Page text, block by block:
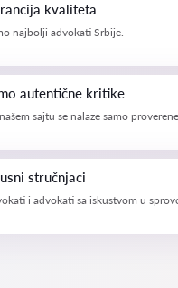
kvaliteta
najbolji advokati Srbije.
autentične kritike
sajtu se nalaze samo
stručnjaci
i advokati sa iskustvom u